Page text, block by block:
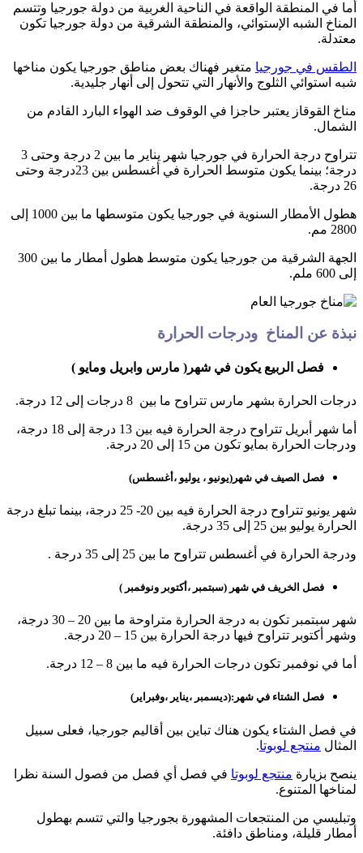
أما في المنطقة الواقعة في الناحية الغربية من دولة جورجيا وتتسم
المناخ الشبه الإستوائي، والمنطقة الشرقية من دولة جورجيا تكون
معتدلة.
الطقس في جورجيا متغير فهناك بعض مناطق جورجيا يكون مناخها
شبه استوائي الثلوج والأنهار التي تتحول إلى أنهار جليدية.
مناخ القوقاز يعتبر حاجزا في الوقوف ضد الهواء البارد القادم من
الشمال.
تتراوح درجة الحرارة في جورجيا شهر يناير ما بين 2 درجة وحتى 3
درجة؛ بينما يكون متوسط الحرارة في أغسطس بين 23درجة وحتى
26 درجة.
هطول الأمطار السنوية في جورجيا يكون متوسطها ما بين 1000 إلى
2800 مم.
الجهة الشرقية من جورجيا يكون متوسط هطول أمطار ما بين 300
إلى 600 ملم.
نبذة عن المناخ ودرجات الحرارة
فصل الربيع يكون في شهر( مارس وابريل ومايو )
درجات الحرارة بشهر مارس تتراوح ما بين 8 درجات إلى 12 درجة.
أما شهر أبريل تتراوح درجة الحرارة فيه بين 13 درجة إلى 18 درجة،
ودرجات الحرارة بمايو تكون من 15 إلى 20 درجة.
فصل الصيف في شهر(يونيو ، يوليو ،أغسطس)
شهر يونيو تتراوح درجة الحرارة فيه بين 20- 25 درجة، بينما تبلغ درجة
الحرارة يوليو بين 25 إلى 35 درجة.
ودرجة الحرارة في أغسطس تتراوح ما بين 25 إلى 35 درجة .
فصل الخريف في شهر (سبتمبر ،أكتوبر ونوفمبر )
شهر سبتمبر تكون به درجة الحرارة متراوحة ما بين 20 – 30 درجة،
وشهر أكتوبر تتراوح فيها درجة الحرارة بين 15 – 20 درجة.
أما في نوفمبر تكون درجات الحرارة فيه ما بين 8 – 12 درجة.
فصل الشتاء في شهر:(ديسمبر ،يناير ،وفبراير)
في فصل الشتاء يكون هناك تباين بين أقاليم جورجيا، فعلى سبيل
المثال منتجع لوبوتا.
ينصح بزيارة منتجع لوبوتا في فصل أي فصل من فصول السنة نظرا
لمناخها المتنوع.
وتبليسي من المنتجعات المشهورة بجورجيا والتي تتسم بهطول
أمطار قليلة، ومناطق دافئة.